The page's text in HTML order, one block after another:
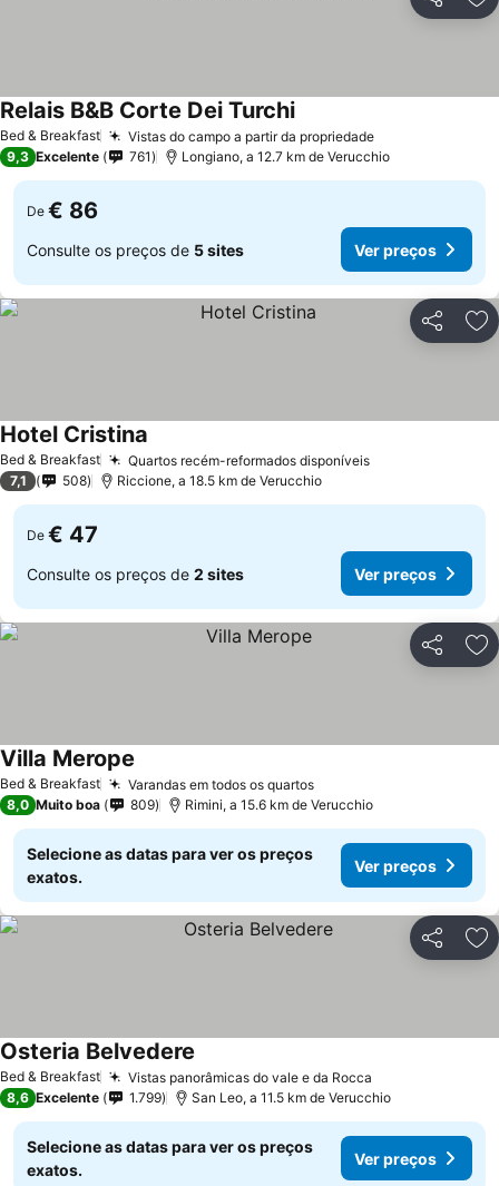
Partilhar
Bed & Breakfast Vistas do campo a partir da propriedade
Relais B&B Corte Dei Turchi
9,3 Excelente 761 Longiano, a 12.7 km de Verucchio
De € 86
Consulte os preços de 5 sites Ver preços
Partilhar
Bed & Breakfast Quartos recém-reformados disponíveis
Hotel Cristina
7,1 508 Riccione, a 18.5 km de Verucchio
De € 47
Consulte os preços de 2 sites Ver preços
Partilhar
Bed & Breakfast Varandas em todos os quartos
Villa Merope
8,0 Muito boa 809 Rimini, a 15.6 km de Verucchio
Selecione as datas para ver os preços
exatos.
Ver preços
Partilhar
Bed & Breakfast Vistas panorâmicas do vale e da Rocca
Osteria Belvedere
8,6 Excelente 1.799 San Leo, a 11.5 km de Verucchio
Selecione as datas para ver os preços
exatos.
Ver preços